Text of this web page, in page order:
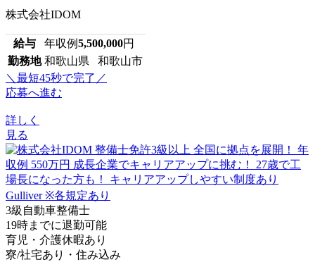
株式会社IDOM
給与 年収例5,500,000円
勤務地 和歌山県 和歌山市
＼最短45秒で完了／
応募へ進む
詳しく
見る
3級自動車整備士
19時までに退勤可能
育児・介護休暇あり
寮/社宅あり・住み込み